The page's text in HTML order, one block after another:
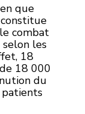
que
combat
selon les
18
18 000
du